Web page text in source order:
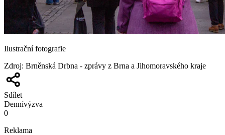
Ilustrační fotografie
Zdroj: Brněnská Drbna - zprávy z Brna a Jihomoravského kraje
Sdílet
Dennívýzva
0
Reklama